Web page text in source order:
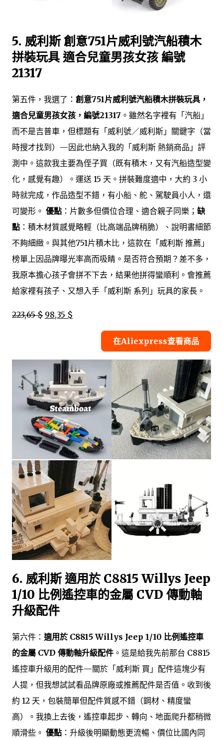
5. 威利斯 創意751片威利號汽船積木
拼裝玩具 適合兒童男孩女孩 編號
21317
第五件，我選了： 創意751片威利號汽船積木拼裝玩具，
適合兒童男孩女孩，編號21317 。雖然名字裡有「汽船」
而不是吉普車，但標題有「威利號／威利斯」關鍵字（當
時搜才找到）—因此也納入我的「威利斯 熱銷商品」評
測中。這款我主要為侄子買（既有積木，又有汽船造型變
化，感覺有趣）。運送 15 天。拼裝難度適中，大約 3 小
時就完成，作品造型不錯，有小船、舵、駕駛員小人，還
可變形。 優點 ：片數多但價位合理、適合親子同樂； 缺
點 ：積木材質感覺略輕（比高端品牌稍脆）、說明書細節
不夠細緻。與其他751片積木比，這款在「威利斯 推薦」
榜單上因品牌曝光率高而吸睛。是否符合預期？差不多，
我原本擔心孩子會拼不下去，結果他拼得蠻順利。會推薦
給家裡有孩子、又想入手「威利斯 系列」玩具的家長。
223,65 $ 98,35 $
在Aliexpress查看商品
6. 威利斯 適用於 C8815 Willys Jeep
1/10 比例遙控車的金屬 CVD 傳動軸
升級配件
第六件： 適用於 C8815 Willys Jeep 1/10 比例遙控車
的金屬 CVD 傳動軸升級配件 。這是給我先前那台 C8815
遙控車升級用的配件—關於「威利斯 買」配件這塊少有
人提，但我想試試看品牌原廠或推薦配件是否值。收到後
約 12 天，包裝簡單但配件質感不錯（鋼材、精度蠻
高）。我換上去後，遙控車起步、轉向、地面爬升都稍微
順滑些。 優點 ：升級後明顯動態更流暢、價位比國內同